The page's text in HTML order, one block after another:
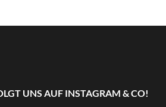
UNS AUF INSTAGRAM & CO!